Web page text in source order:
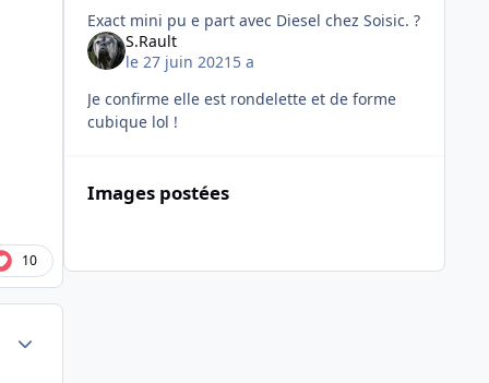
10
Exact mini pu e part avec Diesel chez Soisic. ?
S.Rault
le 27 juin 2021 5 a
Je confirme elle est rondelette et de forme
cubique lol !
Images postées